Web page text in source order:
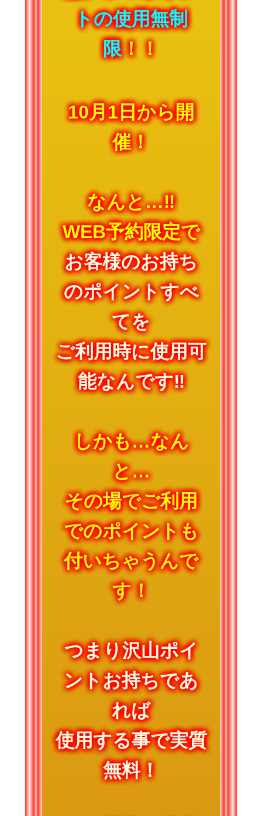
トの使用無制
限！！
10月1日から開
催！
なんと…‼
WEB予約限定で
お客様のお持ち
のポイントすべ
てを
ご利用時に使用可
能なんです‼
しかも…なん
と…
その場でご利用
でのポイントも
付いちゃうんで
す！
つまり沢山ポイ
ントお持ちであ
れば
使用する事で実質
無料！